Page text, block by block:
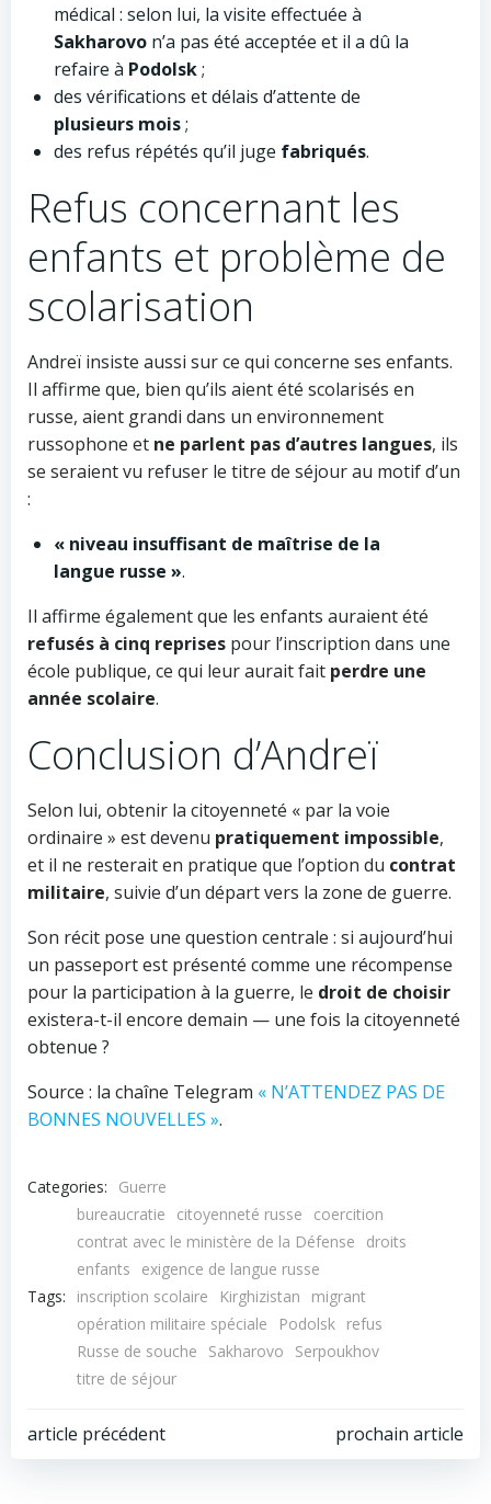
médical : selon lui, la visite effectuée à
Sakharovo n’a pas été acceptée et il a dû la
refaire à Podolsk;
des vérifications et délais d’attente de
plusieurs mois;
des refus répétés qu’il juge fabriqués.
Refus concernant les
enfants et problème de
scolarisation
Andreï insiste aussi sur ce qui concerne ses enfants.
Il affirme que, bien qu’ils aient été scolarisés en
russe, aient grandi dans un environnement
russophone et ne parlent pas d’autres langues, ils
se seraient vu refuser le titre de séjour au motif d’un
:
« niveau insuffisant de maîtrise de la
langue russe ».
Il affirme également que les enfants auraient été
refusés à cinq reprises pour l’inscription dans une
école publique, ce qui leur aurait fait perdre une
année scolaire.
Conclusion d’Andreï
Selon lui, obtenir la citoyenneté « par la voie
ordinaire » est devenu pratiquement impossible,
et il ne resterait en pratique que l’option du contrat
militaire, suivie d’un départ vers la zone de guerre.
Son récit pose une question centrale : si aujourd’hui
un passeport est présenté comme une récompense
pour la participation à la guerre, le droit de choisir
existera-t-il encore demain — une fois la citoyenneté
obtenue ?
Source : la chaîne Telegram « N’ATTENDEZ PAS DE
BONNES NOUVELLES ».
Categories: Guerre
Tags:
bureaucratie citoyenneté russe
coercition
contrat avec le ministère de la Défense
droits
enfants
exigence de langue russe
inscription scolaire
Kirghizistan
migrant
opération militaire spéciale
Podolsk refus
Russe de souche
Sakharovo
Serpoukhov
titre de séjour
Navigation
article précédent
Navigation
prochain article